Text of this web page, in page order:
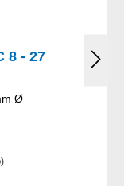
8 - 27
Ø